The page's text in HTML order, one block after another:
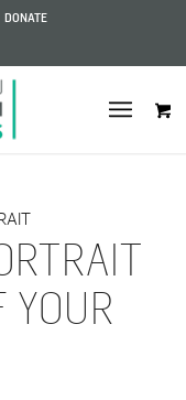
DONATE
YOUR